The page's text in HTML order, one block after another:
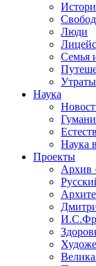
Люди
Семья
Утраты
Наука
Наука
Проекты
Архив